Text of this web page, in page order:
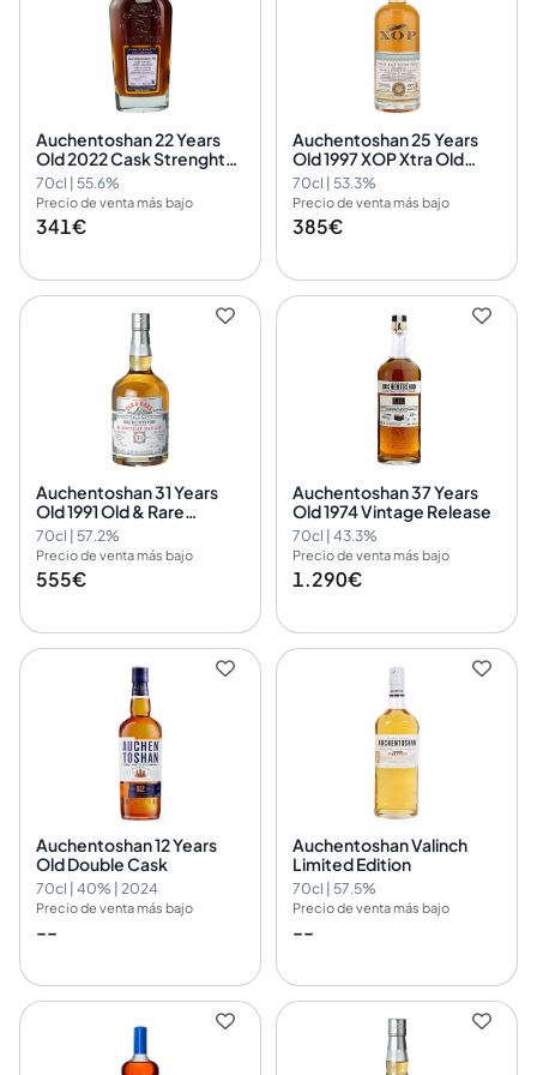
Auchentoshan 22 Years
Old 2022 Cask Strenght
Signatory Cask Signatory
Vintage 3
70cl | 55.6%
Precio de venta más bajo
341€
Auchentoshan 25 Years
Old 1997 XOP Xtra Old
Particular Douglas Laing
70cl | 53.3%
Precio de venta más bajo
385€
Auchentoshan 31 Years
Old 1991 Old & Rare
Platinum Hunter Laing
70cl | 57.2%
Precio de venta más bajo
555€
Auchentoshan 37 Years
Old 1974 Vintage Release
70cl | 43.3%
Precio de venta más bajo
1.290€
Auchentoshan 12 Years
Old Double Cask
70cl | 40% | 2024
Precio de venta más bajo
--
Auchentoshan Valinch
Limited Edition
70cl | 57.5%
Precio de venta más bajo
--